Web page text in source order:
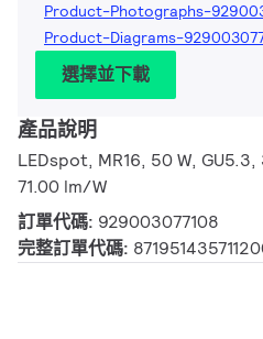
Product-Photographs-
Product-Diagrams-
選擇並下載
產品說明
LEDspot, MR16, 50 W,
71.00 lm/W
訂單代碼: 929003077108
完整訂單代碼: